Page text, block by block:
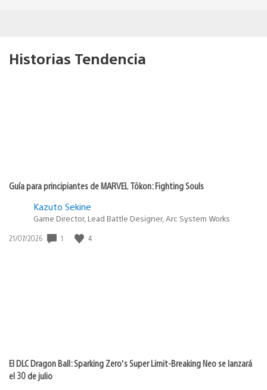
Historias Tendencia
Guía para principiantes de MARVEL Tōkon: Fighting Souls
Kazuto Sekine
Game Director, Lead Battle Designer, Arc System Works
Fecha
21/07/2026 1 4
El DLC Dragon Ball: Sparking Zero’s Super Limit-Breaking Neo se lanzará
el 30 de julio